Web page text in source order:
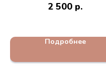
2 500 р.
Подробнее